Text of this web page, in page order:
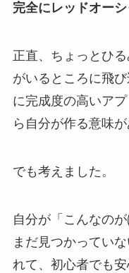
完全にレッドオーシ
正直、ちょっとひ
がいるところに飛
に完成度の高いア
ら自分が作る意味
でも考えました。
自分が「こんなの
まだ見つかってい
れて、初心者でも